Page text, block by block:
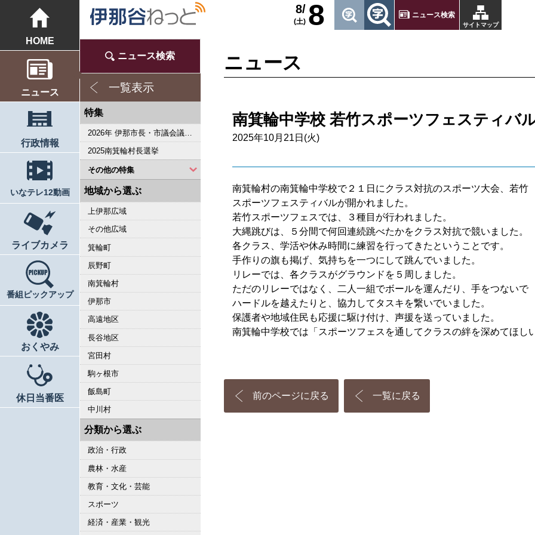
サイトマップ
ニュース検索
8
8/
(土)
HOME
ニュース
行政情報
いなテレ12動画
ライブカメラ
番組ピックアップ
おくやみ
休日当番医
ニュース検索
一覧表示
特集
2026年 伊那市長・市議会議員選挙
2025南箕輪村長選挙
その他の特集
2023県議会議員選挙
2022箕輪町長選挙
2019県議会議員選挙
2018伊那市長選・市議選
桜シリーズ2018
桜シリーズ2017
2015県議会議員選挙
2014箕輪町長選挙
2014伊那市長選・市議選
桜シリーズ2014
カメラリポート
上伊那 医師不足問題
新ごみ中間処理施設
伊那市長・市議選
朝の学舎
記者室
伊那谷1年365人
輝く経営者～その後
花ロマン
伝承 上伊那の50年
駒ヶ根市長選挙
2007年 県議会議員選挙
権兵衛トンネル開通1周年
豪雨被害
新伊那市誕生へ
伊那谷 耐震強度偽装問題
2005年衆院選
その他
地域から選ぶ
上伊那広域
その他広域
箕輪町
辰野町
南箕輪村
伊那市
高遠地区
長谷地区
宮田村
駒ヶ根市
飯島町
中川村
分類から選ぶ
政治・行政
農林・水産
教育・文化・芸能
スポーツ
経済・産業・観光
ニュース
南箕輪中学校 若竹スポーツフェスティバ
2025年10月21日(火)
南箕輪村の南箕輪中学校で２１日にクラス対抗のスポーツ大会、若竹
スポーツフェスティバルが開かれました。
若竹スポーツフェスでは、３種目が行われました。
大縄跳びは、５分間で何回連続跳べたかをクラス対抗で競いました。
各クラス、学活や休み時間に練習を行ってきたということです。
手作りの旗も掲げ、気持ちを一つにして跳んでいました。
リレーでは、各クラスがグラウンドを５周しました。
ただのリレーではなく、二人一組でボールを運んだり、手をつないで
ハードルを越えたりと、協力してタスキを繋いでいました。
保護者や地域住民も応援に駆け付け、声援を送っていました。
南箕輪中学校では「スポーツフェスを通してクラスの絆を深めてほし
前のページに戻る 一覧に戻る